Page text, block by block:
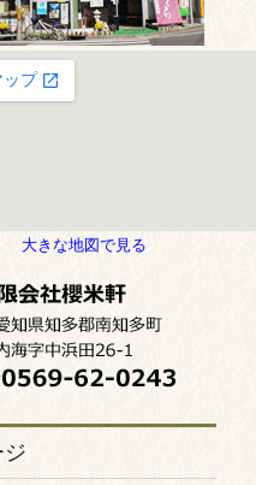
大きな地図で見る